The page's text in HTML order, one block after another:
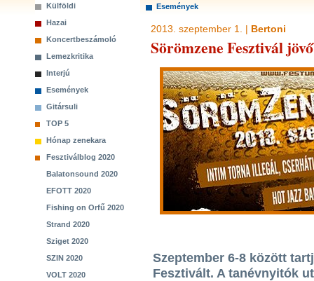
Külföldi
Hazai
Koncertbeszámoló
Lemezkritika
Interjú
Események
Gitársuli
TOP 5
Hónap zenekara
Fesztiválblog 2020
Balatonsound 2020
EFOTT 2020
Fishing on Orfű 2020
Strand 2020
Sziget 2020
SZIN 2020
VOLT 2020
Események
2013. szeptember 1. | Bertoni
Sörömzene Fesztivál
Szeptember 6-8 között
Fesztivált. A tanévnyitók